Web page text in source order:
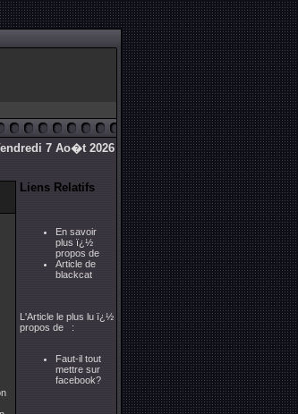
7 Ao�t 2026
Liens Relatifs
En savoir
plus ï¿½
propos de
Article de
blackcat
L'Article le plus lu ï¿½
propos de :
Faut-il tout
mettre sur
facebook?